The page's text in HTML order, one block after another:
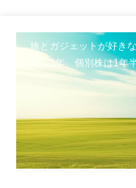
旅とガジェットが好き
スが5年、個別株は1年